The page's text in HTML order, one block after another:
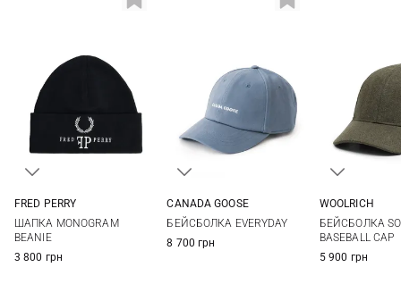
FRED PERRY
ШАПКА MONOGRAM
BEANIE
3 800 грн
CANADA GOOSE
БЕЙСБОЛКА EVERYDAY
8 700 грн
WOOLRICH
БЕЙСБОЛКА
BASEBALL CAP
5 900 грн